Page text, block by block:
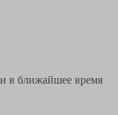
в ближайшее время